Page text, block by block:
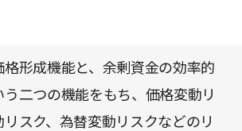
場の読み方まで、網羅的にカバー
タや図解、用語の解説が随所で理
。まさに、「かゆいところに手が
えよう。
ックに変貌を遂げている金融の世
り俯瞰的に見られるようになるは
形成機能と、余剰資金の効率的
二つの機能をもち、価格変動リ
スク、為替変動リスクなどのリ